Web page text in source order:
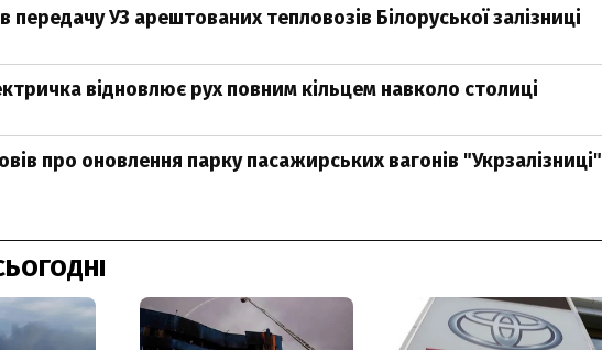
передачу УЗ арештованих тепловозів Білоруської залізниці
відновлює рух повним кільцем навколо столиці
про оновлення парку пасажирських вагонів "Укрзалізниці"